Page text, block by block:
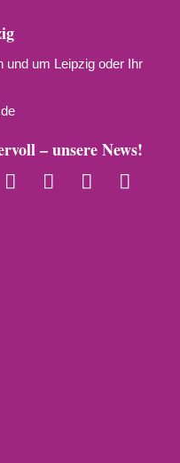
und um Leipzig oder Ihr
– unsere News!